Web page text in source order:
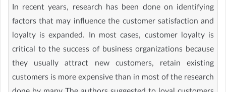
In recent years, research has been done on identifying
factors that may influence the customer satisfaction and
loyalty is expanded. In most cases, customer loyalty is
critical to the success of business organizations because
they usually attract new customers, retain existing
customers is more expensive than in most of the research